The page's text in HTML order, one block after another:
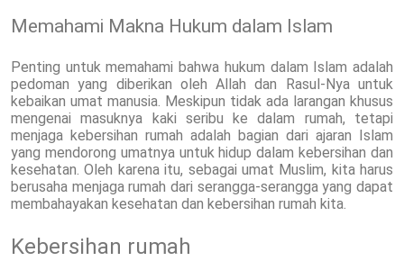
Memahami Makna Hukum dalam Islam
Penting untuk memahami bahwa hukum dalam Islam adalah
pedoman yang diberikan oleh Allah dan Rasul-Nya untuk
kebaikan umat manusia. Meskipun tidak ada larangan khusus
mengenai masuknya kaki seribu ke dalam rumah, tetapi
menjaga kebersihan rumah adalah bagian dari ajaran Islam
yang mendorong umatnya untuk hidup dalam kebersihan dan
kesehatan. Oleh karena itu, sebagai umat Muslim, kita harus
berusaha menjaga rumah dari serangga-serangga yang dapat
membahayakan kesehatan dan kebersihan rumah kita.
Kebersihan rumah